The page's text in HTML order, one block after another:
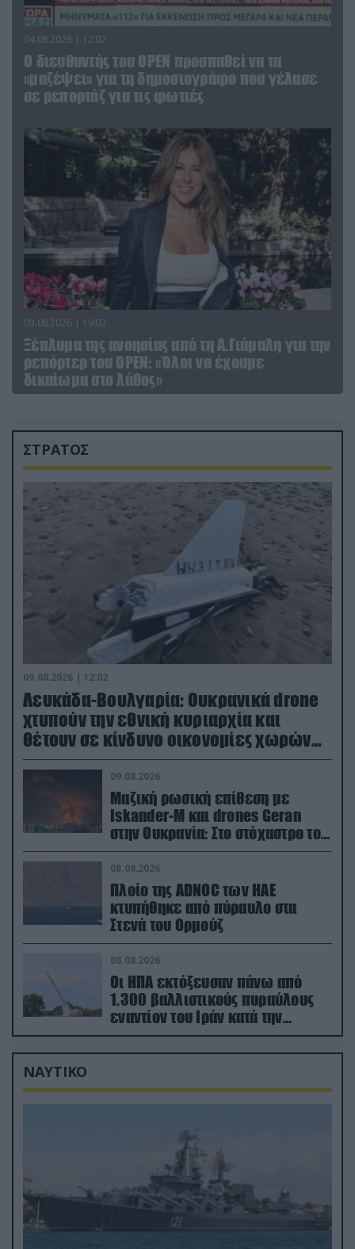
04.08.2026 | 12:02
O διευθυντής του OPEN προσπαθεί να τα
«μαζέψει» για τη δημοσιογράφο που γέλασε
σε ρεπορτάζ για τις φωτιές
03.08.2026 | 19:02
Ξέπλυμα της ανοησίας από τη Α.Γιάμαλη για την
ρεπόρτερ του ΟΡΕΝ: «Όλοι να έχουμε
δικαίωμα στο λάθος»
ΣΤΡΑΤΟΣ
09.08.2026 | 12:02
Λευκάδα-Βουλγαρία: Ουκρανικά drone
χτυπούν την εθνική κυριαρχία και
θέτουν σε κίνδυνο οικονομίες χωρών
του ΝΑΤΟ
09.08.2026
Μαζική ρωσική επίθεση με
Iskander-M και drones Geran
στην Ουκρανία: Στο στόχαστρο το
εργοστάσιο των Flamingo
08.08.2026
Πλοίο της ADNOC των ΗΑΕ
κτυπήθηκε από πύραυλο στα
Στενά του Ορμούζ
08.08.2026
Οι ΗΠΑ εκτόξευσαν πάνω από
1.300 βαλλιστικούς πυραύλους
εναντίον του Ιράν κατά την
διάρκεια του πολέμου
ΝΑΥΤΙΚΟ